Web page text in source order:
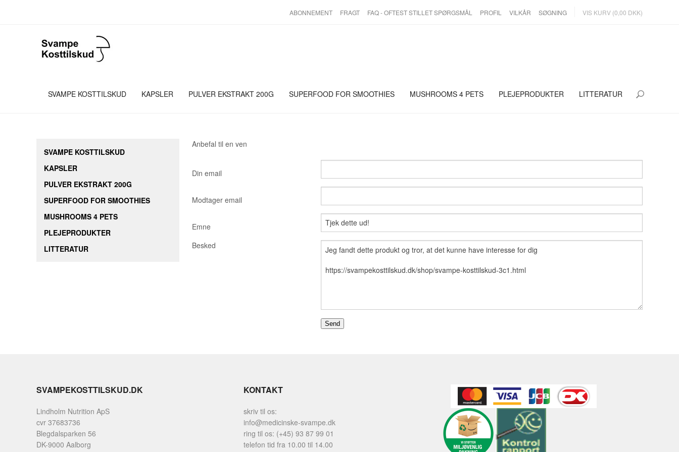
ABONNEMENT FRAGT FAQ - OFTEST STILLET SPØRGSMÅL PROFIL VILKÅR SØGNING VIS KURV (0,00 DKK)
SVAMPE KOSTTILSKUD KAPSLER PULVER EKSTRAKT 200G SUPERFOOD FOR SMOOTHIES MUSHROOMS 4 PETS PLEJEPRODUKTER LITTERATUR
SVAMPE KOSTTILSKUD
KAPSLER
PULVER EKSTRAKT 200G
SUPERFOOD FOR SMOOTHIES
MUSHROOMS 4 PETS
PLEJEPRODUKTER
LITTERATUR
Anbefal til en ven
Din email
Modtager email
Emne
Besked
SVAMPEKOSTTILSKUD.DK
Lindholm Nutrition ApS
cvr 37683736
Blegdalsparken 56
DK-9000 Aalborg
KONTAKT
skriv til os:
info@medicinske-svampe.dk
ring til os: (+45) 93 87 99 01
telefon tid fra 10.00 til 14.00